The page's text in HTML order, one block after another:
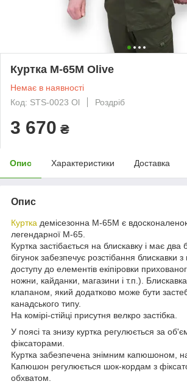
Куртка М-65М Olive
Немає в наявності
Код: STS-0023 Ol
Роздріб
3 670 ₴
Опис Характеристики Доставка
Опис
Куртка демісезонна М-65М є
легендарної М-65.
Куртка застібається на блискавку і має два
бігунок забезпечує розстібання блискавки
доступу до елементів екіпіровки
ножни, кайданки, магазини і т.п.).
клапаном, який додатково може бути
канадського типу.
На комірі-стійці присутня велкро застібка.
У поясі та знизу куртка регулюється за
фіксаторами.
Куртка забезпечена знімним капюшоном,
Капюшон регулюється шок-кордам з
обхватом.